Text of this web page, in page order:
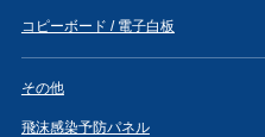
コピーボード / 電子白板
その他
飛沫感染予防パネル